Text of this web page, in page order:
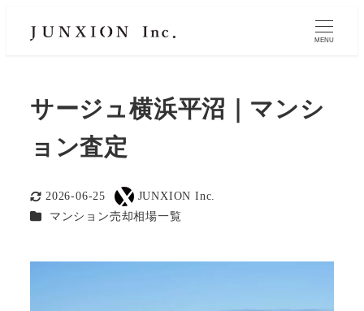
MENU
サージュ横浜平沼｜マンシ
ョン査定
更新日
2026-06-25
著
者
JUNXION Inc.
カテゴリー
マンション売却相場一覧